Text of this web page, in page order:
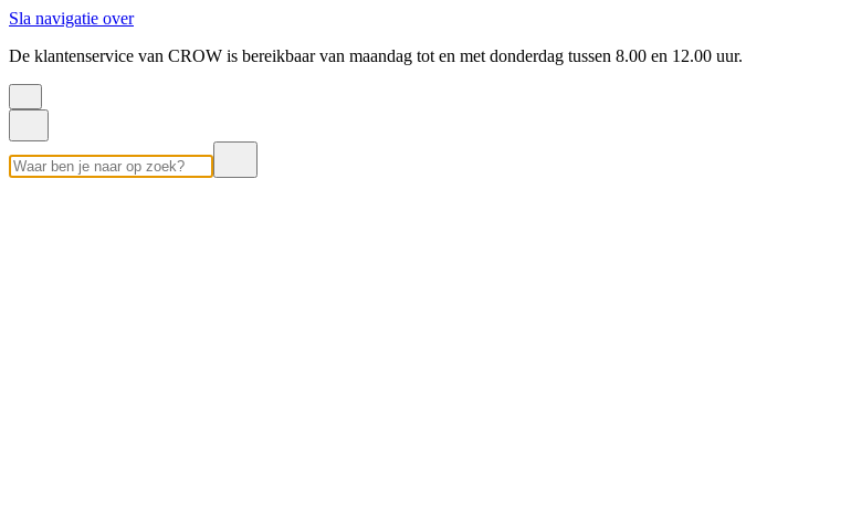
Sla navigatie over
De klantenservice van CROW is bereikbaar van maandag tot en met donderdag tussen 8.00 en 12.00 uur.